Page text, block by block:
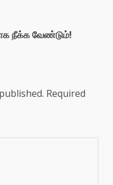
நீக்க வேண்டும்!
Required